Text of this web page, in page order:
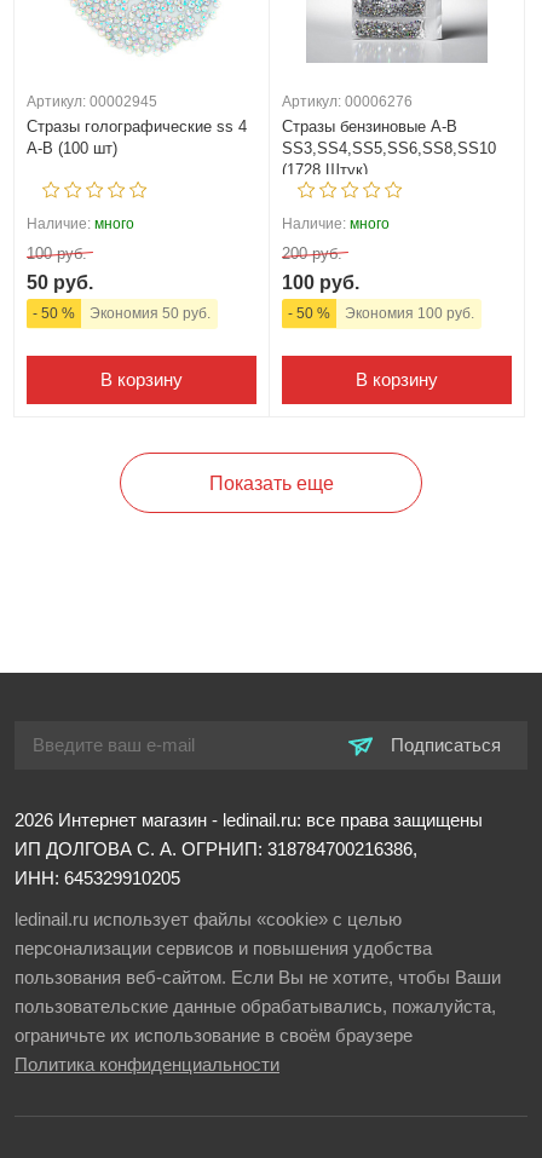
Артикул: 00002945
Стразы голографические ss 4
A-B (100 шт)
Наличие: много
100 руб.
50 руб.
- 50 % Экономия 50 руб.
В корзину
Артикул: 00006276
Стразы бензиновые А-В
SS3,SS4,SS5,SS6,SS8,SS10
(1728 Штук)
Наличие: много
200 руб.
100 руб.
- 50 % Экономия 100 руб.
В корзину
Показать еще
Подписаться
2026 Интернет магазин - ledinail.ru: все права защищены
ИП ДОЛГОВА С. А. ОГРНИП: 318784700216386,
ИНН: 645329910205
ledinail.ru использует файлы «cookie» с целью
персонализации сервисов и повышения удобства
пользования веб-сайтом. Если Вы не хотите, чтобы Ваши
пользовательские данные обрабатывались, пожалуйста,
ограничьте их использование в своём браузере
Политика конфиденциальности